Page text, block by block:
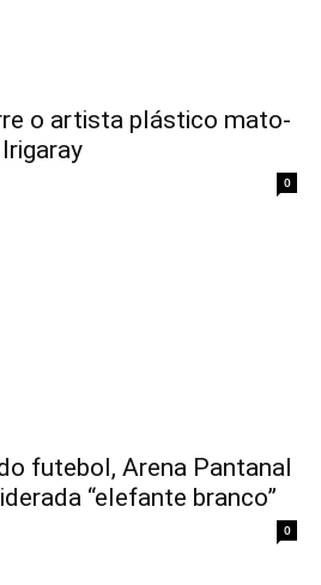
o artista plástico mato-
0
futebol, Arena Pantanal
“elefante branco”
0